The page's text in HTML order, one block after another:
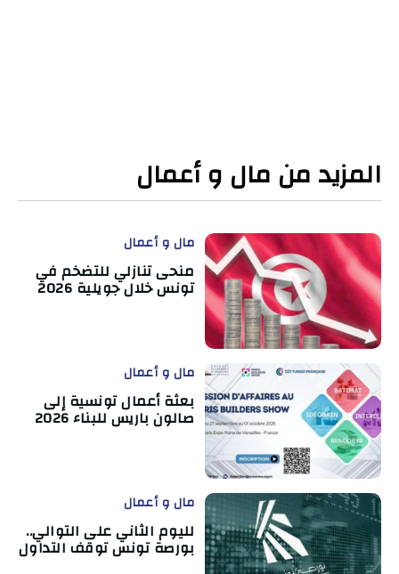
المزيد من مال و أعمال
مال و أعمال
منحى تنازلي ‎للتضخم في
تونس خلال جويلية 2026‎
مال و أعمال
بعثة أعمال تونسية إلى
صالون باريس للبناء 2026
مال و أعمال
لليوم الثاني على التوالي..
بورصة تونس توقف التداول